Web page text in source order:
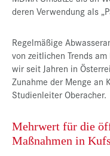
deren Verwendung als
Regelmäßige
von zeitlichen Trends
wir seit Jahren in
Zunahme der Menge an
Studienleiter Oberacher.
Mehrwert für die
Maßnahmen in